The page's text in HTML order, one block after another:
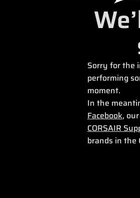
Sorry for the
performing
moment.
In the
Facebook, our
CORSAIR
brands in the